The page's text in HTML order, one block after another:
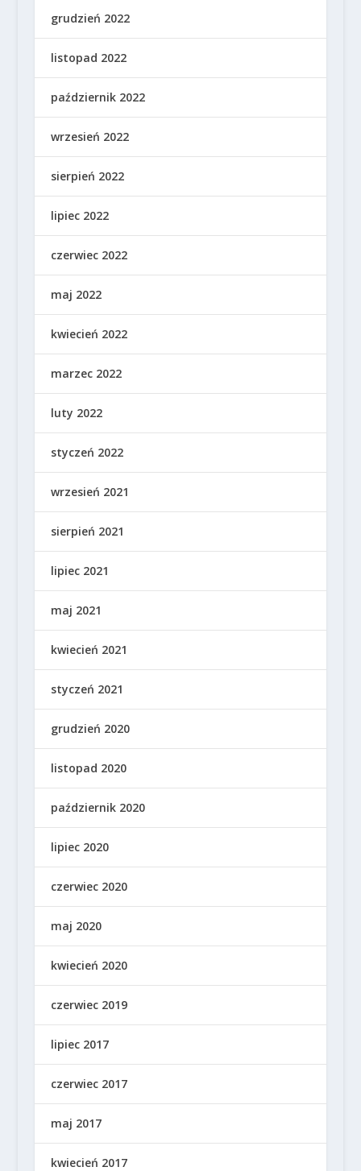
grudzień 2022
listopad 2022
październik 2022
wrzesień 2022
sierpień 2022
lipiec 2022
czerwiec 2022
maj 2022
kwiecień 2022
marzec 2022
luty 2022
styczeń 2022
wrzesień 2021
sierpień 2021
lipiec 2021
maj 2021
kwiecień 2021
styczeń 2021
grudzień 2020
listopad 2020
październik 2020
lipiec 2020
czerwiec 2020
maj 2020
kwiecień 2020
czerwiec 2019
lipiec 2017
czerwiec 2017
maj 2017
kwiecień 2017